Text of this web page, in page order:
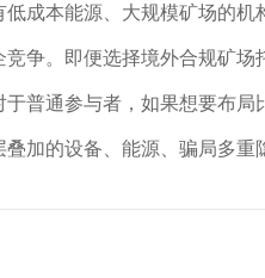
成本能源、大规模矿场的
争。即便选择境外合规矿
普通参与者，如果想要布
加的设备、能源、骗局多重